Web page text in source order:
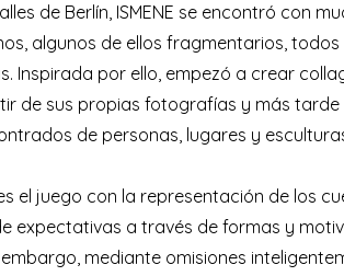
de Berlín, ISMENE se encontró con
algunos de ellos fragmentarios, todos
Inspirada por ello, empezó a crear
de sus propias fotografías y más tarde
de personas, lugares y
el juego con la representación de los
expectativas a través de formas y
mediante omisiones